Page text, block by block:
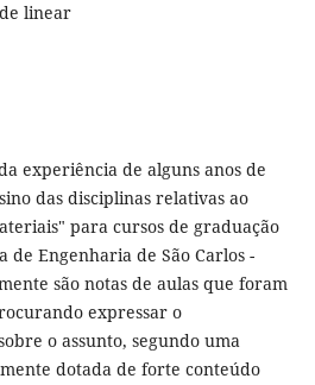
linear
experiência de alguns anos de
das disciplinas relativas ao
para cursos de graduação
de Engenharia de São Carlos -
são notas de aulas que foram
expressar o
o assunto, segundo uma
dotada de forte conteúdo